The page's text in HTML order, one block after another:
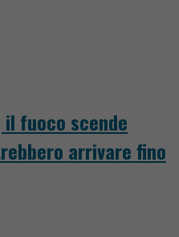
fuoco scende
arrivare fino